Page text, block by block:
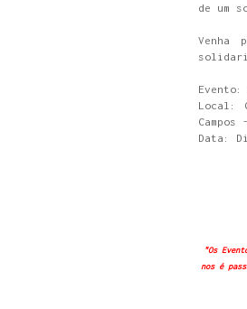
de um
Venha
Evento:
Local:
Data:
"Os
nos é